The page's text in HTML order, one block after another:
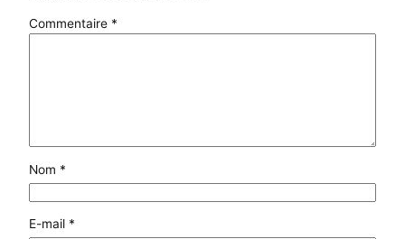
Commentaire *
Nom *
E-mail *